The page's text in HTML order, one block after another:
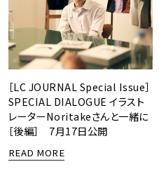
［LC JOURNAL Special Issue］
SPECIAL DIALOGUE イラスト
レーターNoritakeさんと一緒に
［後編］ 7月17日公開
READ MORE